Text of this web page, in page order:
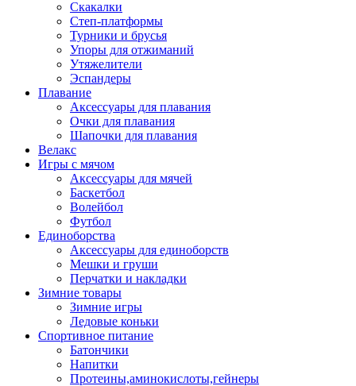
Скакалки
Степ-платформы
Турники и брусья
Упоры для отжиманий
Утяжелители
Эспандеры
Плавание
Аксессуары для плавания
Очки для плавания
Шапочки для плавания
Велакс
Игры с мячом
Аксессуары для мячей
Баскетбол
Волейбол
Футбол
Единоборства
Аксессуары для единоборств
Мешки и груши
Перчатки и накладки
Зимние товары
Зимние игры
Ледовые коньки
Спортивное питание
Батончики
Напитки
Протеины,аминокислоты,гейнеры